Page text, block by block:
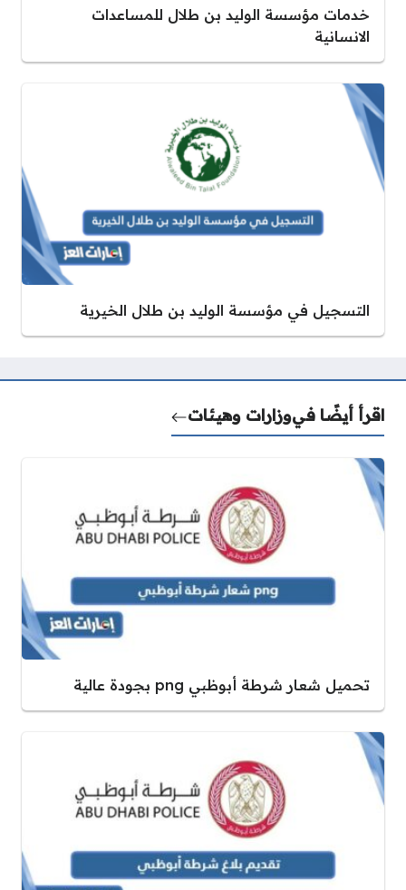
خدمات مؤسسة الوليد بن طلال للمساعدات
الانسانية
التسجيل في مؤسسة الوليد بن طلال الخيرية
اقرأ أيضًا فيوزارات وهيئات
تحميل شعار شرطة أبوظبي png بجودة عالية